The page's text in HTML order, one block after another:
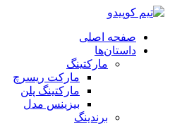
صفحه اصلی
داستان‌ها
مارکتینگ
مارکت ریسرچ
مارکتینگ پلن
بیزینس مدل
برندینگ